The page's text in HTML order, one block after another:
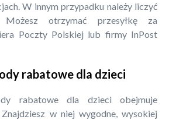
W innym przypadku należy liczyć
otrzymać przesyłkę za
Poczty Polskiej lub firmy InPost
rabatowe dla dzieci
rabatowe dla dzieci obejmuje
w niej wygodne, wysokiej